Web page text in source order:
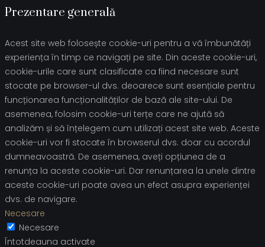
Prezentare generală
Acest site web folosește cookie-uri pentru a vă îmbunătăți
experiența în timp ce navigați pe site. Din aceste cookie-uri,
cookie-urile care sunt clasificate ca fiind necesare sunt
stocate pe browser-ul dvs. deoarece sunt esențiale pentru
funcționarea funcționalităților de bază ale site-ului. De
asemenea, folosim cookie-uri terțe care ne ajută să
analizăm și să înțelegem cum utilizați acest site web. Aceste
cookie-uri vor fi stocate în browserul dvs. doar cu acordul
dumneavoastră. De asemenea, aveți opțiunea de a
renunța la aceste cookie-uri. Dar renunțarea la unele dintre
aceste cookie-uri poate avea un efect asupra experienței
dvs. de navigare.
Necesare
Necesare
Întotdeauna activate